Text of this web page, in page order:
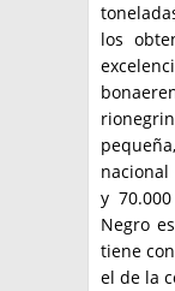
los
y
Negro
tiene
el de la